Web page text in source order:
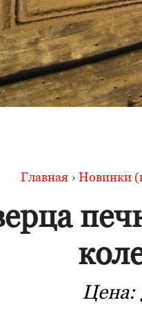
Главная › Новинки
Цена: